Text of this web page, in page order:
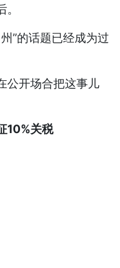
”的话题已经成为过
公开场合把这事儿
10%关税